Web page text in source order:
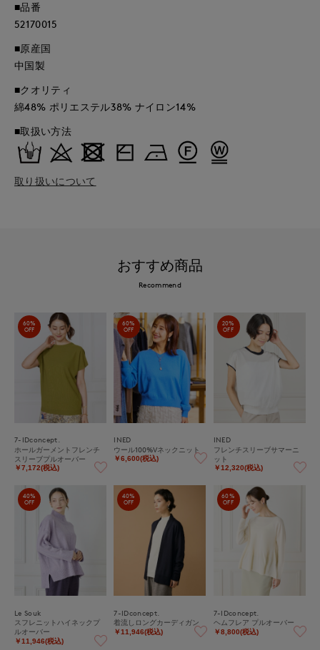
■品番
52170015
■原産国
中国製
■クオリティ
綿48% ポリエステル38% ナイロン14%
■取扱い方法
取り扱いについて
おすすめ商品
Recommend
60%
OFF
7-IDconcept.
ホールガーメントフレンチ
スリーブプルオーバー
￥7,172(税込)
60%
OFF
INED
ウール100%Vネックニット
￥6,600(税込)
20%
OFF
INED
フレンチスリーブサマーニ
ット
￥12,320(税込)
40%
OFF
Le Souk
スフレニットハイネックプ
ルオーバー
￥11,946(税込)
40%
OFF
7-IDconcept.
着流しロングカーディガン
￥11,946(税込)
60%
OFF
7-IDconcept.
ヘムフレア プルオーバー
￥8,800(税込)